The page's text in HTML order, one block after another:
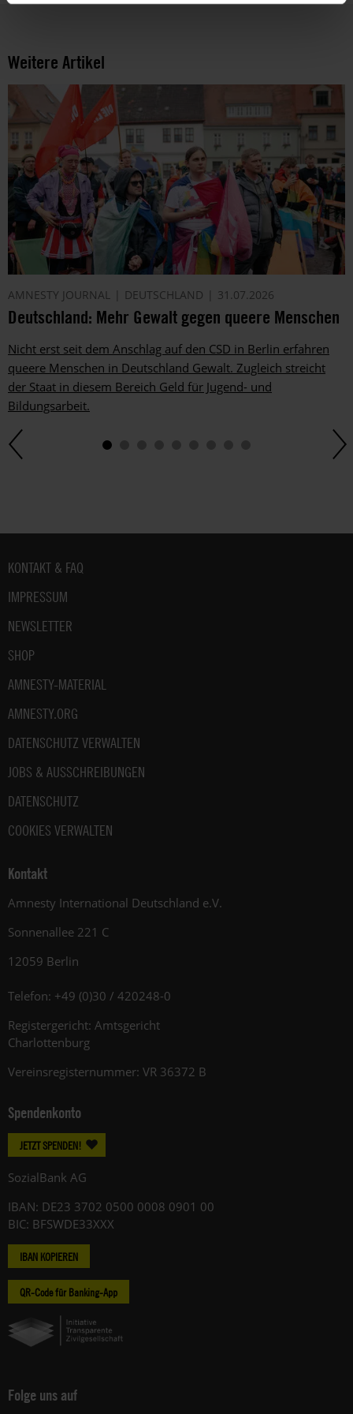
Weitere Artikel
AMNESTY JOURNAL DEUTSCHLAND 31.07.2026
Deutschland: Mehr Gewalt gegen queere Menschen
Nicht erst seit dem Anschlag auf den CSD in Berlin erfahren
queere Menschen in Deutschland Gewalt. Zugleich streicht
der Staat in diesem Bereich Geld für Jugend- und
Bildungsarbeit.
Fußbereich
KONTAKT & FAQ
IMPRESSUM
NEWSLETTER
SHOP
AMNESTY-MATERIAL
AMNESTY.ORG
DATENSCHUTZ VERWALTEN
JOBS & AUSSCHREIBUNGEN
DATENSCHUTZ
COOKIES VERWALTEN
Kontakt
Amnesty International Deutschland e.V.
Sonnenallee 221 C
12059 Berlin
Telefon: +49 (0)30 / 420248-0
Registergericht: Amtsgericht
Charlottenburg
Vereinsregisternummer: VR 36372 B
Spendenkonto
JETZT SPENDEN!
SozialBank AG
IBAN: DE23 3702 0500 0008 0901 00
BIC: BFSWDE33XXX
IBAN KOPIEREN
QR-Code für Banking-App
Folge uns auf